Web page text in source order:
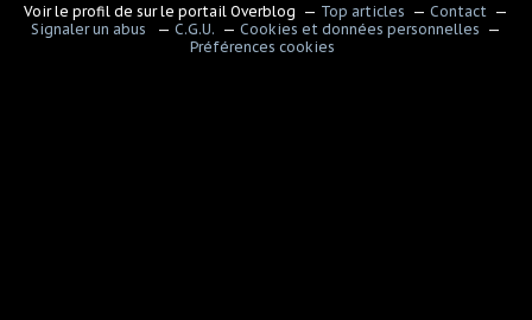
Voir le profil de sur le portail Overblog Top articles
Contact
Signaler un abus
C.G.U.
Cookies et données personnelles
Préférences cookies